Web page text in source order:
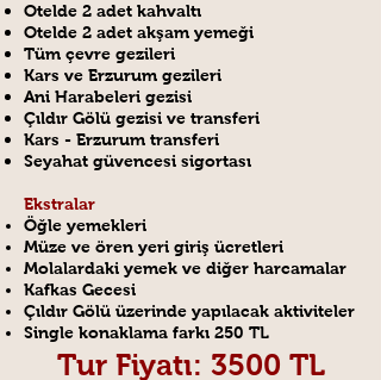
Otelde 2 adet kahvaltı
Otelde 2 adet akşam yemeği
Tüm çevre gezileri
Kars ve Erzurum gezileri
Ani Harabeleri gezisi
Çıldır Gölü gezisi ve transferi
Kars - Erzurum transferi
Seyahat güvencesi sigortası
Ekstralar
Öğle yemekleri
Müze ve ören yeri giriş ücretleri
Molalardaki yemek ve diğer harcamalar
Kafkas Gecesi
Çıldır Gölü üzerinde yapılacak aktiviteler
Single konaklama farkı 250 TL
Tur Fiyatı: 3500 TL